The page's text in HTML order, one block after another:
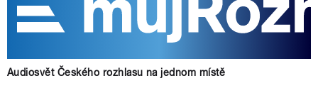
Audiosvět Českého rozhlasu na jednom místě